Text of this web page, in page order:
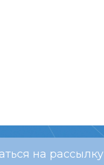
на рассылку